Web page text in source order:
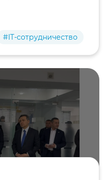
#IT-сотрудничество